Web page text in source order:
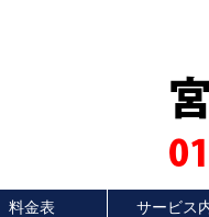
料金表 サービス